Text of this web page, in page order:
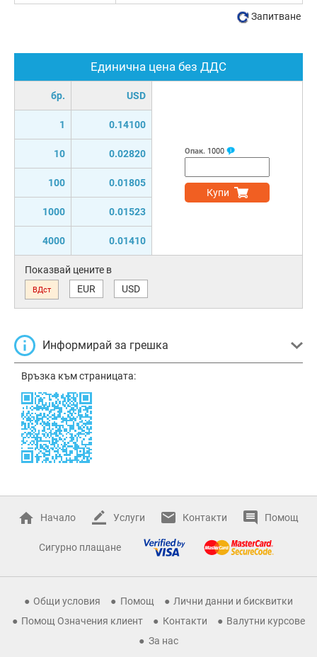
Единична цена без ДДС
бр. USD
1 0.14100
10 0.02820
100 0.01805
1000 0.01523
4000 0.01410
Опак. 1000
Купи
Показвай цените в
ВДст EUR USD
Информирай за грешка
Връзка към страницата:
Запитване
Начало Услуги Контакти Помощ
Сигурно плащане
Общи условия Помощ
Лични данни и бисквитки
Помощ Означения клиент
Контакти
Валутни курсове
За нас